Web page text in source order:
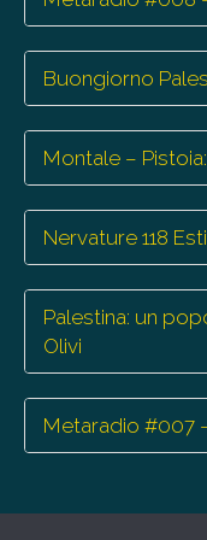
Buongiorno
Montale –
Nervature 118
Palestina: un
Olivi
Metaradio #007